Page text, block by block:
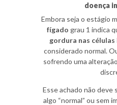
doença
Embora seja o estágio
fígado grau 1 indica
gordura nas
considerado normal.
sofrendo uma
Esse achado não
algo “normal” ou sem